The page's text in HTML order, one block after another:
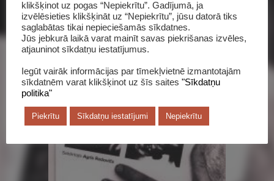
Šī grāmata katalogā
klikšķinot uz pogas “Nepiekrītu”. Gadījumā, ja
izvēlēsieties klikšķināt uz “Nepiekrītu”, jūsu datorā tiks
saglabātas tikai nepieciešamās sīkdatnes.
Jūs jebkurā laikā varat mainīt savas piekrišanas izvēles,
atjauninot sīkdatņu iestatījumus.
Iegūt vairāk informācijas par tīmekļvietnē izmantotajām
sīkdatnēm varat klikšķinot uz šīs saites "Sīkdatņu
politika"
Piekrītu Sīkdatņu iestatījumi Nepiekrītu